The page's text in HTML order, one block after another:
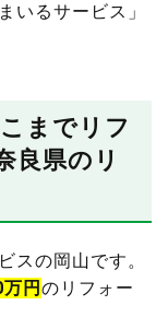
いるサービス」
までリフ
良県のリ
スの岡山です。
円 のリフォー